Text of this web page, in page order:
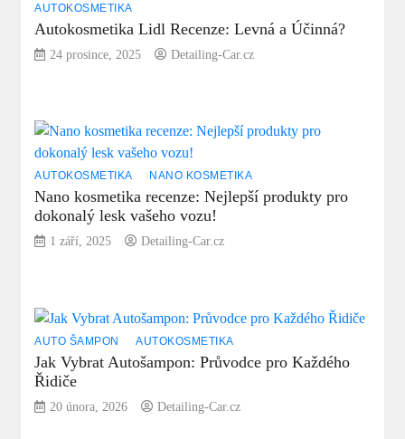
AUTOKOSMETIKA
Autokosmetika Lidl Recenze: Levná a Účinná?
24 prosince, 2025 Detailing-Car.cz
AUTOKOSMETIKA NANO KOSMETIKA
Nano kosmetika recenze: Nejlepší produkty pro
dokonalý lesk vašeho vozu!
1 září, 2025 Detailing-Car.cz
AUTO ŠAMPON AUTOKOSMETIKA
Jak Vybrat Autošampon: Průvodce pro Každého
Řidiče
20 února, 2026 Detailing-Car.cz